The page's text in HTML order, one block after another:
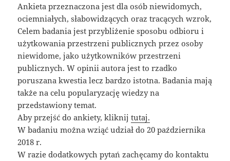
Ankieta przeznaczona jest dla osób niewidomych,
ociemniałych, słabowidzących oraz tracących wzrok,
Celem badania jest przybliżenie sposobu odbioru i
użytkowania przestrzeni publicznych przez osoby
niewidome, jako użytkowników przestrzeni
publicznych. W opinii autora jest to rzadko
poruszana kwestia lecz bardzo istotna. Badania mają
także na celu popularyzację wiedzy na
przedstawiony temat.
Aby przejść do ankiety, kliknijtutaj.
W badaniu można wziąć udział do 20 października
2018 r.
W razie dodatkowych pytań zachęcamy do kontaktu